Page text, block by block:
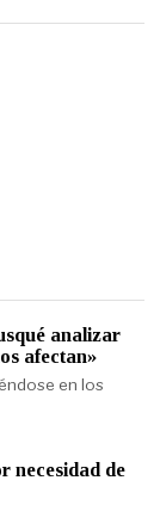
analizar
afectan»
en los
necesidad de